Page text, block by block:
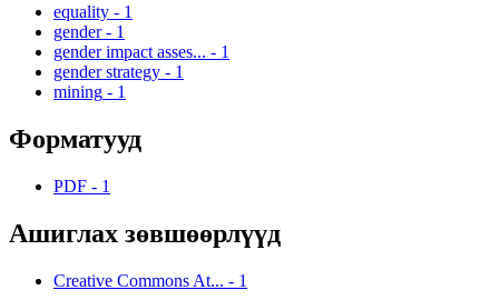
equality - 1
gender - 1
gender impact asses... - 1
gender strategy - 1
mining - 1
Форматууд
PDF - 1
Ашиглах зөвшөөрлүүд
Creative Commons At... - 1